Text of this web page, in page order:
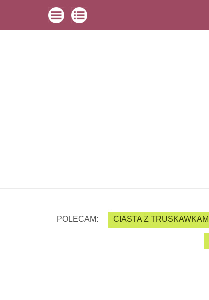
POLECAM: CIASTA Z TRUSKAWKAMI